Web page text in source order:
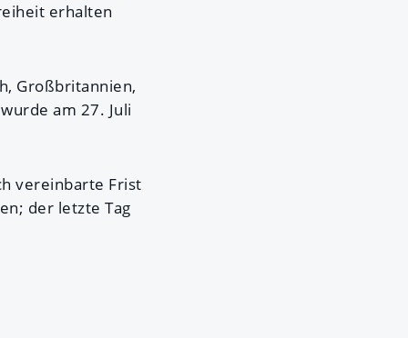
erhalten
Großbritannien,
am 27. Juli
vereinbarte Frist
der letzte Tag